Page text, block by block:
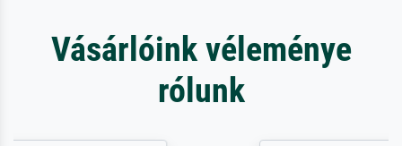
Vásárlóink véleménye
rólunk